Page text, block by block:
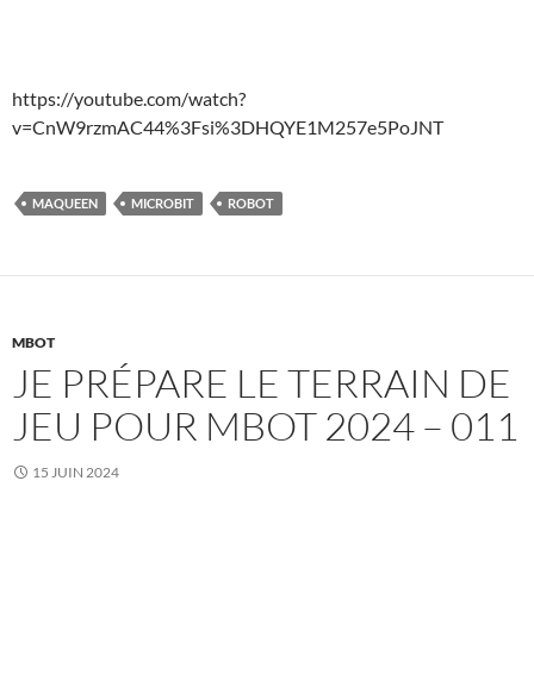
https://youtube.com/watch?
v=CnW9rzmAC44%3Fsi%3DHQYE1M257e5PoJNT
MAQUEEN MICROBIT ROBOT
MBOT
JE PRÉPARE LE TERRAIN DE
JEU POUR MBOT 2024 – 011
15 JUIN 2024